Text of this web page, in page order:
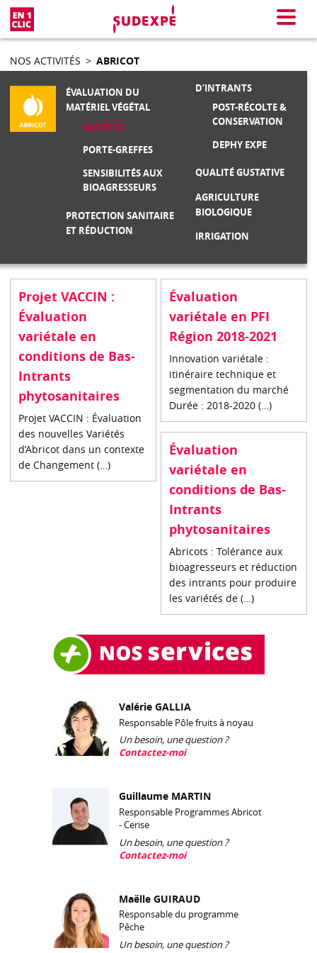
Menu
NOS ACTIVITÉS > ABRICOT
ÉVALUATION DU
MATÉRIEL VÉGÉTAL
VARIÉTÉS
PORTE-GREFFES
SENSIBILITÉS AUX
BIOAGRESSEURS
PROTECTION SANITAIRE
ET RÉDUCTION
D’INTRANTS
POST-RÉCOLTE &
CONSERVATION
DEPHY EXPE
QUALITÉ GUSTATIVE
AGRICULTURE
BIOLOGIQUE
IRRIGATION
Projet VACCIN :
Évaluation
variétale en
conditions de Bas-
Intrants
phytosanitaires
Projet VACCIN : Évaluation
des nouvelles Variétés
d’Abricot dans un contexte
de Changement (…)
Évaluation
variétale en PFI
Région 2018-2021
Innovation variétale :
itinéraire technique et
segmentation du marché
Durée : 2018-2020 (…)
Évaluation
variétale en
conditions de Bas-
Intrants
phytosanitaires
Abricots : Tolérance aux
bioagresseurs et réduction
des intrants pour produire
les variétés de (…)
Valérie GALLIA
Responsable Pôle fruits à noyau
Un besoin, une question ?
Contactez-moi
Guillaume MARTIN
Responsable Programmes Abricot
- Cerise
Un besoin, une question ?
Contactez-moi
Maëlle GUIRAUD
Responsable du programme
Pêche
Un besoin, une question ?